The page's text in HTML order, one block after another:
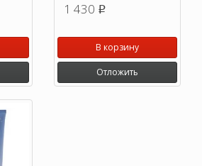
1 430 p
В корзину
Отложить